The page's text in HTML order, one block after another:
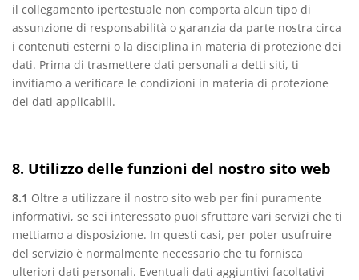
il collegamento ipertestuale non comporta alcun tipo di
assunzione di responsabilità o garanzia da parte nostra circa
i contenuti esterni o la disciplina in materia di protezione dei
dati. Prima di trasmettere dati personali a detti siti, ti
invitiamo a verificare le condizioni in materia di protezione
dei dati applicabili.
8. Utilizzo delle funzioni del nostro sito web
8.1 Oltre a utilizzare il nostro sito web per fini puramente
informativi, se sei interessato puoi sfruttare vari servizi che ti
mettiamo a disposizione. In questi casi, per poter usufruire
del servizio è normalmente necessario che tu fornisca
ulteriori dati personali. Eventuali dati aggiuntivi facoltativi